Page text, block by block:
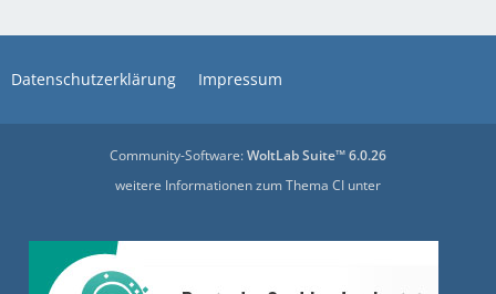
Datenschutzerklärung Impressum
Community-Software:WoltLab Suite™ 6.0.26
weitere Informationen zum Thema CI unter